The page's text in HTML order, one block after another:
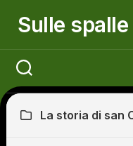
Sulle
La storia di san